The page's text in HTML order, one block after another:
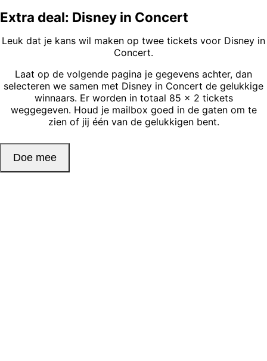
Extra deal: Disney in Concert
Leuk dat je kans wil maken op twee tickets voor Disney in
Concert.
Laat op de volgende pagina je gegevens achter, dan
selecteren we samen met Disney in Concert de gelukkige
winnaars. Er worden in totaal 85 x 2 tickets
weggegeven. Houd je mailbox goed in de gaten om te
zien of jij één van de gelukkigen bent.